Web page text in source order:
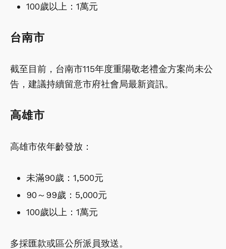
100歲以上：1萬元
台南市
截至目前，台南市115年度重陽敬老禮金方案尚未公
告，建議持續留意市府社會局最新資訊。
高雄市
高雄市依年齡發放：
未滿90歲：1,500元
90～99歲：5,000元
100歲以上：1萬元
多採匯款或區公所派員致送。